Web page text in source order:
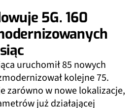
5G. 160
uruchomił 85 nowych
kolejne 75.
zarówno w nowe lokalizacje,
już działającej